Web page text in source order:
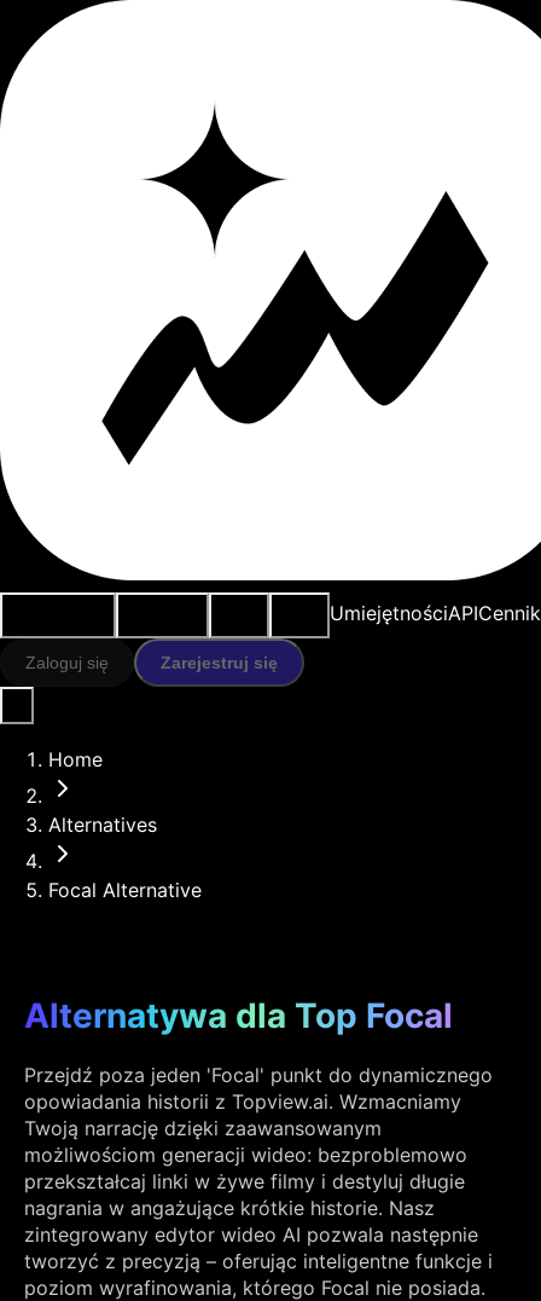
UmiejętnościAPICennik
Zaloguj się Zarejestruj się
Home
Alternatives
Focal Alternative
Alternatywa dla Top Focal
Przejdź poza jeden 'Focal' punkt do dynamicznego
opowiadania historii z Topview.ai. Wzmacniamy
Twoją narrację dzięki zaawansowanym
możliwościom generacji wideo: bezproblemowo
przekształcaj linki w żywe filmy i destyluj długie
nagrania w angażujące krótkie historie. Nasz
zintegrowany edytor wideo AI pozwala następnie
tworzyć z precyzją – oferując inteligentne funkcje i
poziom wyrafinowania, którego Focal nie posiada.